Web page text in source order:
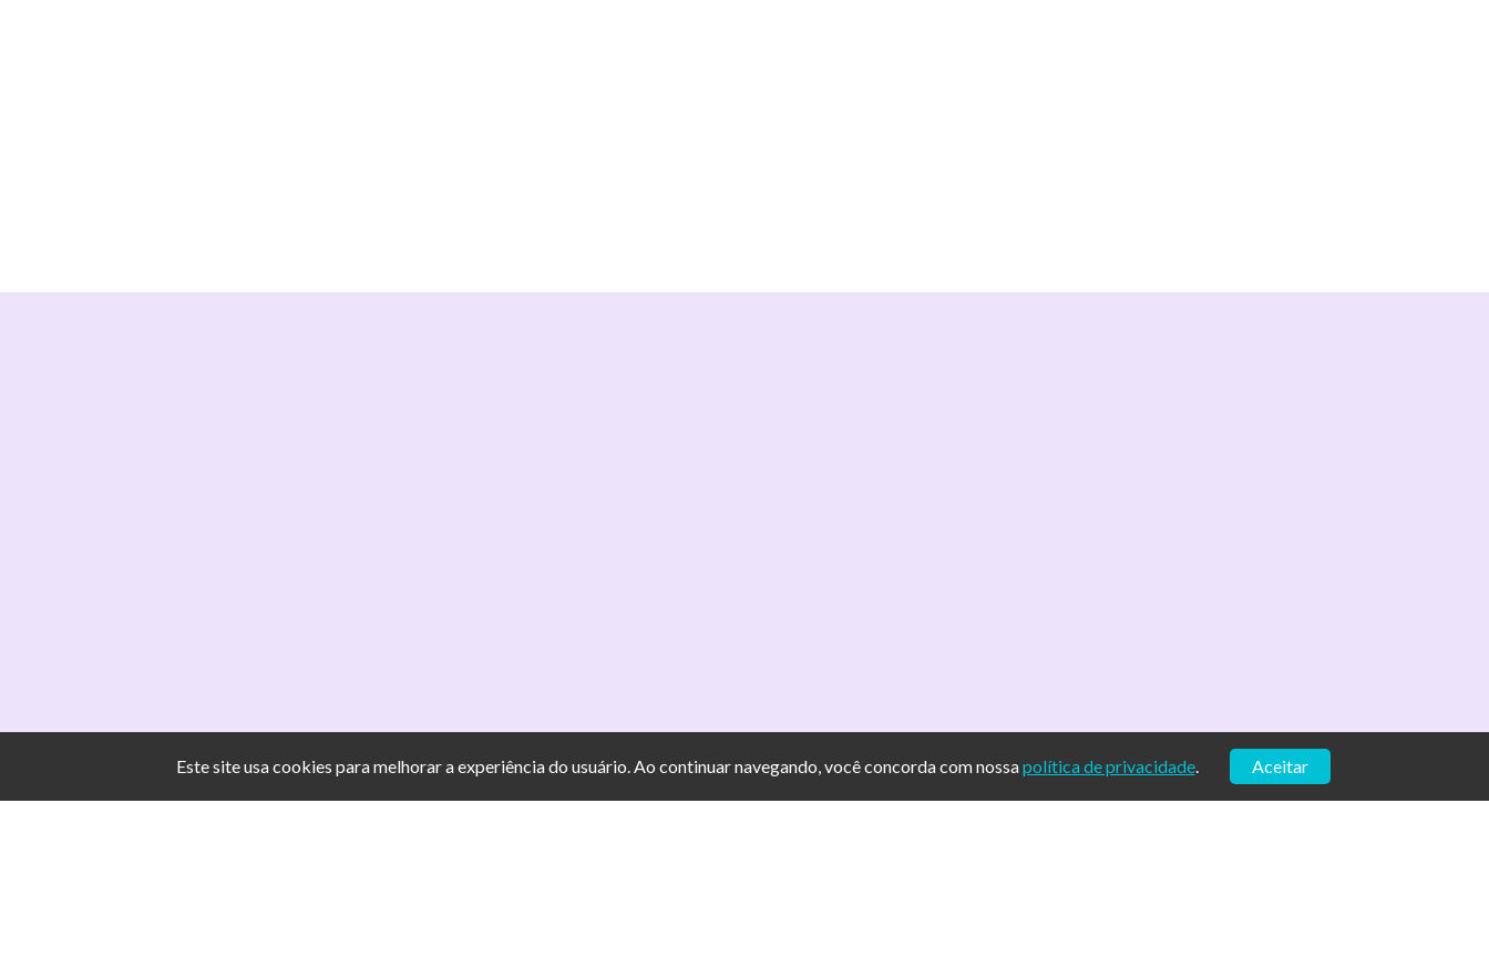
Este site usa cookies para melhorar a experiência do usuário. Ao continuar navegando, você concorda com nossapolítica de privacidade. Aceitar